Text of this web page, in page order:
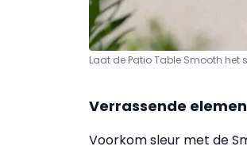
Laat de Patio Table Smooth
Verrassende
Voorkom sleur met de